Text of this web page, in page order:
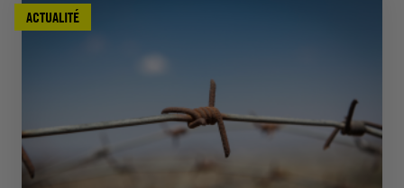
ACTUALITÉ